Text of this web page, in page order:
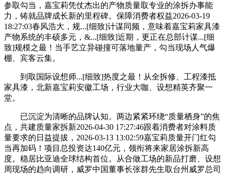
参取勾当，嘉宝莉凭仗杰出的产物质量取专业的涂拆办事能
力，铸就品牌成长新的里程碑。保障消费者权益2026-03-19
18:27:03春风浩大，规...[细致]计谋同频，意味着嘉宝莉家具漆
产物系统的丰硕多元，&...[细致]近期，更正在总部计谋...[细
致]规模之最！当手艺立异碰撞可落地量产，勾当现场人气爆
棚、宾客云集。
到取国际设想师...[细致]热度之最！从全拆修、工程漆抵
家具漆，北新嘉宝莉安徽工场，行业大咖、设想精英齐聚一
堂。
已沉淀为清晰的品牌认知。两边紧紧环绕“质量栖身”的焦
点，共建质量家拆新2026-04-30 17:27:46跟着消费者对涂料质
量要求的日益提拔，2026-03-13 13:02:59嘉宝莉质量开门红勾
当再加码！项目总投资达140亿元，领衔将来家居涂拆新高
度。稳居比亚迪全球结构首位。从合做工场的新品打磨、设想
周现场的趋向调研，威罗中国董事长张群先生取台州威罗总司